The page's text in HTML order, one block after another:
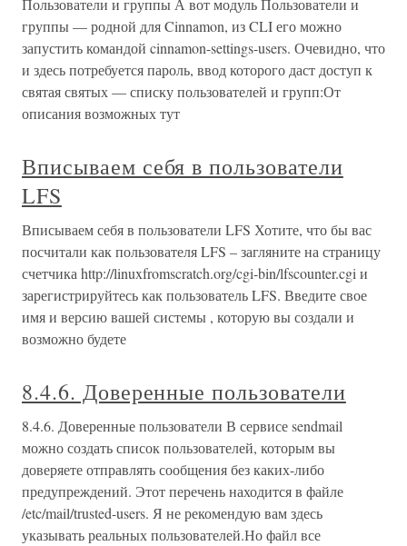
Пользователи и группы А вот модуль Пользователи и
группы — родной для Cinnamon, из CLI его можно
запустить командой cinnamon-settings-users. Очевидно, что
и здесь потребуется пароль, ввод которого даст доступ к
святая святых — списку пользователей и групп:От
описания возможных тут
Вписываем себя в пользователи
LFS
Вписываем себя в пользователи LFS Хотите, что бы вас
посчитали как пользователя LFS – загляните на страницу
счетчика http://linuxfromscratch.org/cgi-bin/lfscounter.cgi и
зарегистрируйтесь как пользователь LFS. Введите свое
имя и версию вашей системы , которую вы создали и
возможно будете
8.4.6. Доверенные пользователи
8.4.6. Доверенные пользователи В сервисе sendmail
можно создать список пользователей, которым вы
доверяете отправлять сообщения без каких-либо
предупреждений. Этот перечень находится в файле
/etc/mail/trusted-users. Я не рекомендую вам здесь
указывать реальных пользователей.Но файл все